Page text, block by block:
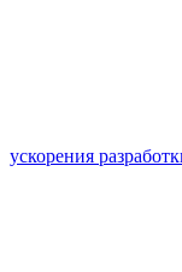
ускорения